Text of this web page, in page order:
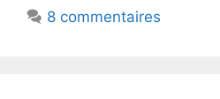
o
8 commentaires